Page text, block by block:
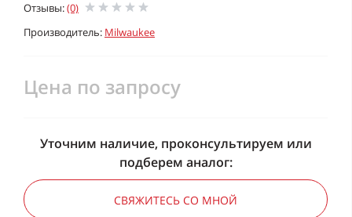
Отзывы:(0)
Производитель: Milwaukee
Цена по запросу
Уточним наличие, проконсультируем или
подберем аналог:
СВЯЖИТЕСЬ СО МНОЙ